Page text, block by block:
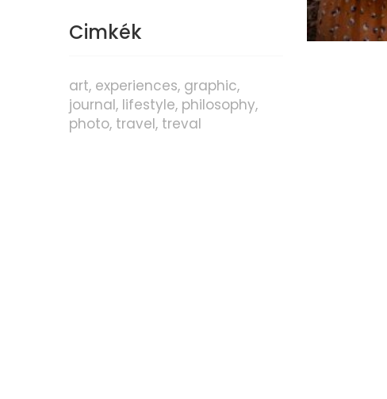
Cimkék
art experiences graphic
journal lifestyle philosophy
photo travel treval